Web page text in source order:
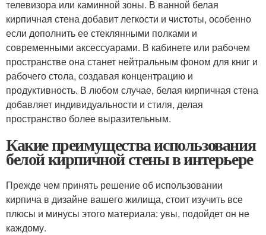
телевизора или каминной зоны. В ванной белая
кирпичная стена добавит легкости и чистоты, особенно
если дополнить ее стеклянными полками и
современными аксессуарами. В кабинете или рабочем
пространстве она станет нейтральным фоном для книг и
рабочего стола, создавая концентрацию и
продуктивность. В любом случае, белая кирпичная стена
добавляет индивидуальности и стиля, делая
пространство более выразительным.
Какие преимущества использования
белой кирпичной стены в интерьере
Прежде чем принять решение об использовании
кирпича в дизайне вашего жилища, стоит изучить все
плюсы и минусы этого материала: увы, подойдет он не
каждому.